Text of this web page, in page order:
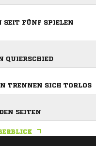
SEIT FÜNF SPIELEN
QUIERSCHIED
TRENNEN SICH TORLOS
SEITEN